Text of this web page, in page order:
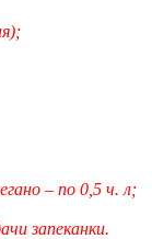
– по 0,5 ч. л;
запеканки.